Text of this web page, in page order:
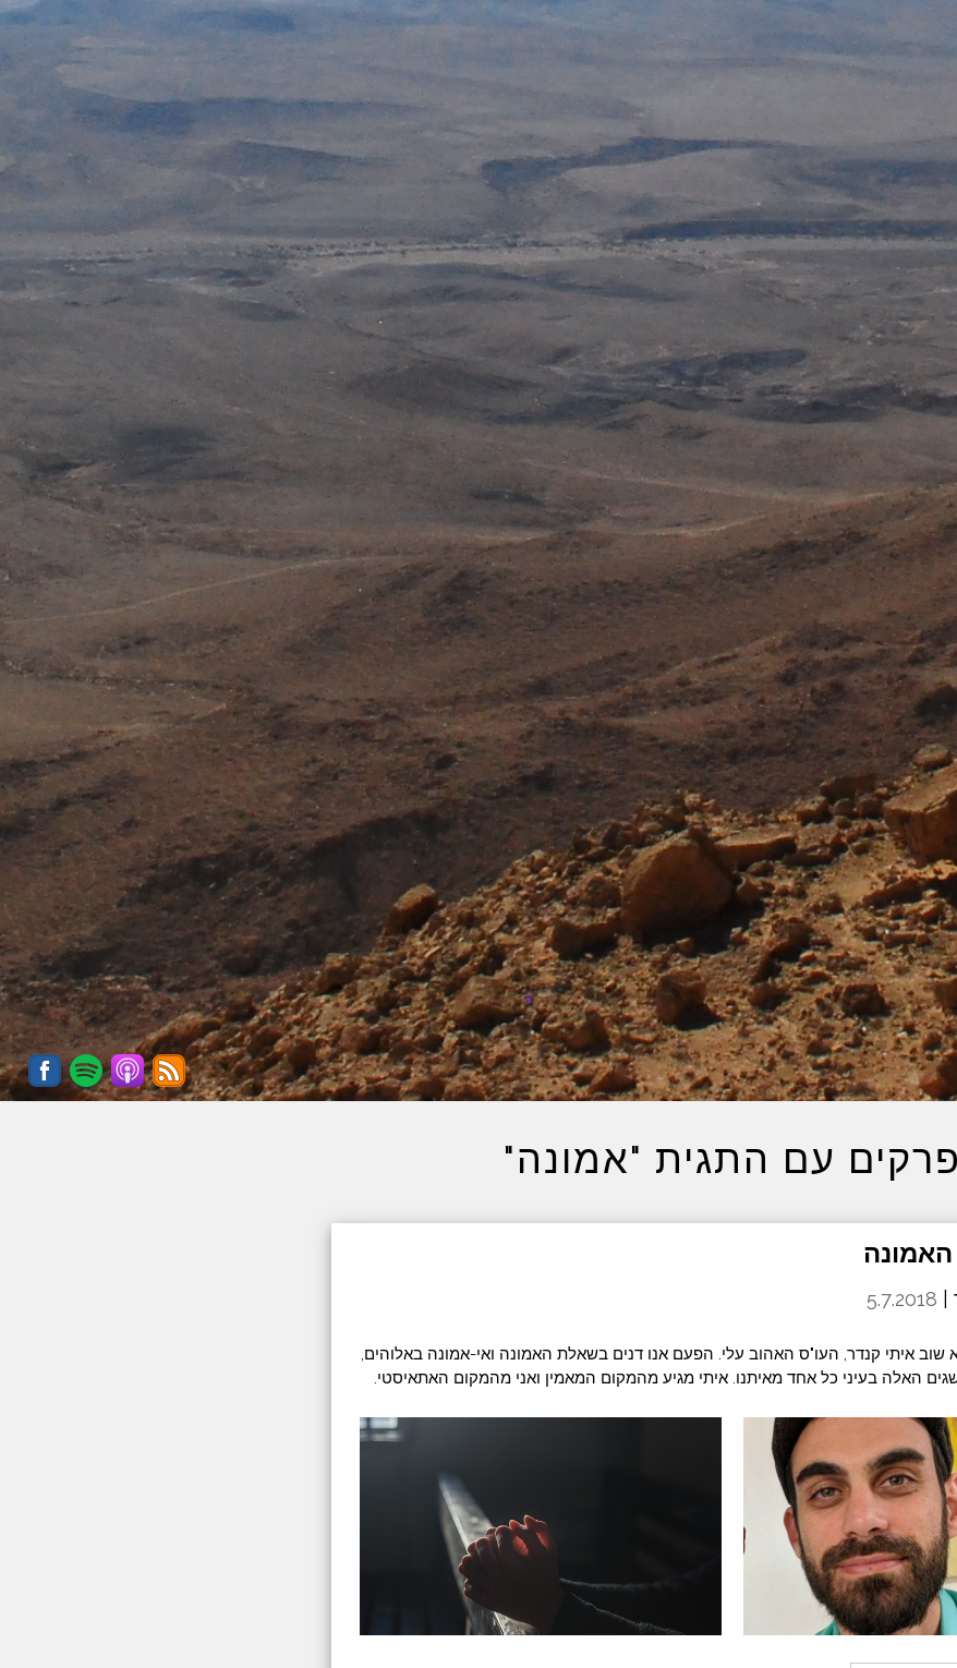
פרקים עם התגית "אמונה"
5.7.2018
שוב איתי קנדר, העו"ס האהוב עלי. הפעם אנו דנים בשאלת האמונה ואי-אמונה באלוהים,
האלה בעיני כל אחד מאיתנו. איתי מגיע מהמקום המאמין ואני מהמקום האתאיסטי.